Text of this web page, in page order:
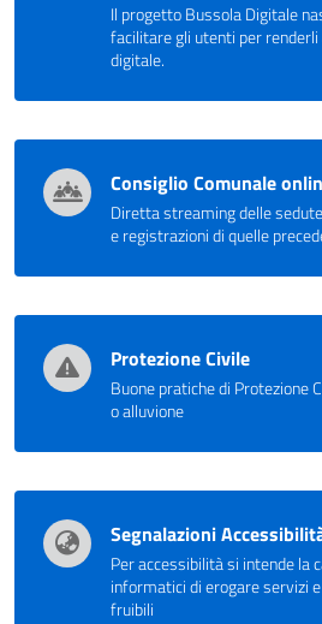
Il progetto Bussola Digitale
facilitare gli utenti per
digitale.
Consiglio Comunale
Diretta streaming delle
e registrazioni di quelle
Protezione Civile
Buone pratiche di Protezione
o alluvione
Segnalazioni
Per accessibilità si intende la
informatici di erogare servizi
fruibili